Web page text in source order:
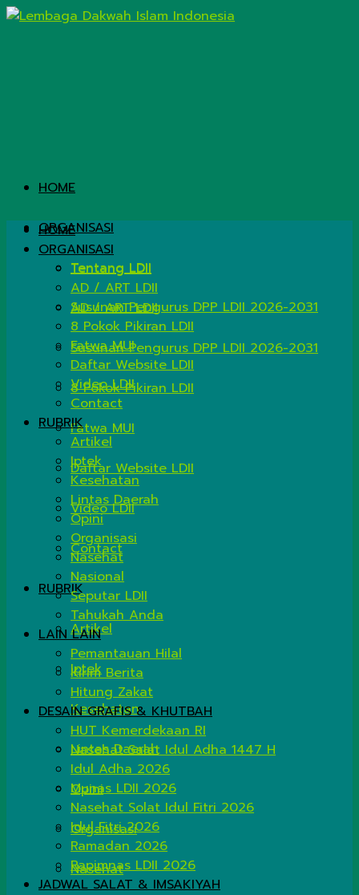
HOME
ORGANISASI
Tentang LDII
AD / ART LDII
Susunan Pengurus DPP LDII 2026-2031
8 Pokok Pikiran LDII
Fatwa MUI
Daftar Website LDII
Video LDII
Contact
RUBRIK
Artikel
Iptek
Kesehatan
Lintas Daerah
Opini
Organisasi
Nasehat
HOME
ORGANISASI
Tentang LDII
AD / ART LDII
Susunan Pengurus DPP LDII 2026-2031
8 Pokok Pikiran LDII
Fatwa MUI
Daftar Website LDII
Video LDII
Contact
RUBRIK
Artikel
Iptek
Kesehatan
Lintas Daerah
Opini
Organisasi
Nasehat
Nasional
Seputar LDII
Tahukah Anda
LAIN LAIN
Pemantauan Hilal
Kirim Berita
Hitung Zakat
DESAIN GRAFIS & KHUTBAH
HUT Kemerdekaan RI
Nasehat Salat Idul Adha 1447 H
Idul Adha 2026
Munas LDII 2026
Nasehat Solat Idul Fitri 2026
Idul Fitri 2026
Ramadan 2026
Rapimnas LDII 2026
JADWAL SALAT & IMSAKIYAH